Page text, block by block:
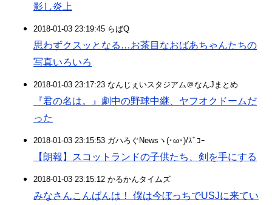
影し炎上
2018-01-03 23:19:45 らばQ
思わずクスッとなる…お茶目なおばあちゃんたちの
写真いろいろ
2018-01-03 23:17:23 なんじぇいスタジアム＠なんJまとめ
『君の名は。』劇中の野球中継、ヤフオクドームだ
った
2018-01-03 23:15:53 ガハろぐNewsヽ(･ω･)/ｽﾞｺｰ
【朗報】スコットランドの子供たち、剣を手にする
2018-01-03 23:15:12 かるかんタイムズ
みなさんこんばんは！ 僕は今ぼっちでUSJに来てい